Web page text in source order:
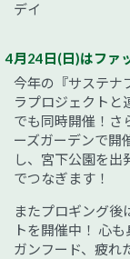
デイ
4月24日(日)はファ
今年の『サステナ
ラプロジェクトと
でも同時開催！さ
ーズガーデンで開
し、宮下公園を出
でつなぎます！
またプロギング後
トを開催中！ 心
ガンフード、疲れ